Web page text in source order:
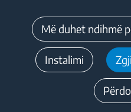
Më duhet ndihmë
Instalimi